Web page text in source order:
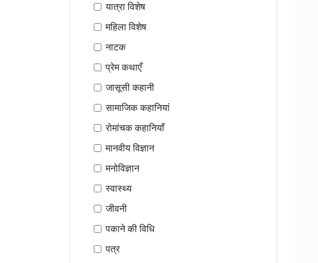
यात्रा विशेष
महिला विशेष
नाटक
प्रेम कथाएँ
जासूसी कहानी
सामाजिक कहानियां
रोमांचक कहानियाँ
मानवीय विज्ञान
मनोविज्ञान
स्वास्थ्य
जीवनी
पकाने की विधि
पत्र